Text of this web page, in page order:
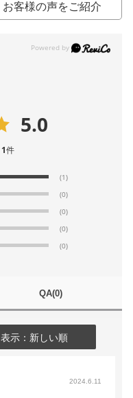
お客様の声をご紹介
5.0
1件
(1)
(0)
(0)
(0)
(0)
QA(0)
表示：新しい順
2024.6.11